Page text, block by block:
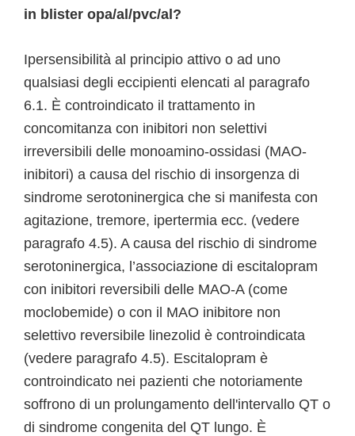
in blister opa/al/pvc/al?
Ipersensibilità al principio attivo o ad uno
qualsiasi degli eccipienti elencati al paragrafo
6.1. È controindicato il trattamento in
concomitanza con inibitori non selettivi
irreversibili delle monoamino-ossidasi (MAO-
inibitori) a causa del rischio di insorgenza di
sindrome serotoninergica che si manifesta con
agitazione, tremore, ipertermia ecc. (vedere
paragrafo 4.5). A causa del rischio di sindrome
serotoninergica, l’associazione di escitalopram
con inibitori reversibili delle MAO-A (come
moclobemide) o con il MAO inibitore non
selettivo reversibile linezolid è controindicata
(vedere paragrafo 4.5). Escitalopram è
controindicato nei pazienti che notoriamente
soffrono di un prolungamento dell'intervallo QT o
di sindrome congenita del QT lungo. È